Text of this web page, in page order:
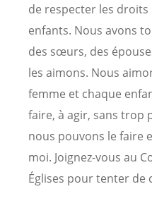
de respecter les droits
enfants. Nous avons
des sœurs, des
les aimons. Nous
femme et chaque
faire, à agir, sans trop
nous pouvons le faire
moi. Joignez-vous au
Églises pour tenter de